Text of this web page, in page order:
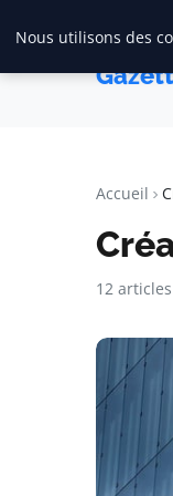
Maadi
Accueil
12 articles
Nous utilisons des